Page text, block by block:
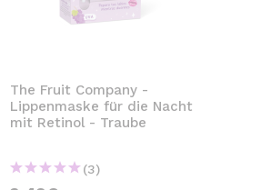
The Fruit Company -
Lippenmaske für die Nacht
mit Retinol - Traube
(3)